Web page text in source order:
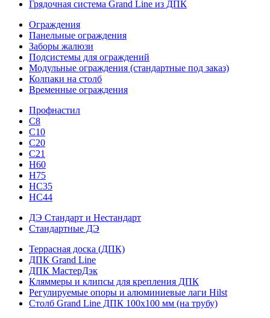
Грядочная система Grand Line из ДПК
Ограждения
Панельные ограждения
Заборы жалюзи
Подсистемы для ограждений
Модульные ограждения (стандартные под заказ)
Колпаки на столб
Временные ограждения
Профнастил
С8
С10
С20
С21
H60
H75
HС35
НС44
ДЭ Стандарт и Нестандарт
Стандартные ДЭ
Террасная доска (ДПК)
ДПК Grand Line
ДПК МастерДэк
Кляммеры и клипсы для крепления ДПК
Регулируемые опоры и алюминиевые лаги Hilst
Столб Grand Line ДПК 100х100 мм (на трубу)